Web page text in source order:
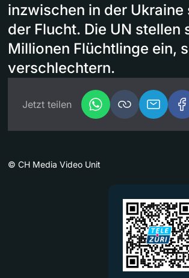
inzwischen in der
der Flucht. Die UN
Millionen Flüchtlinge ein,
verschlechtern.
Jetzt teilen
© CH Media Video Unit